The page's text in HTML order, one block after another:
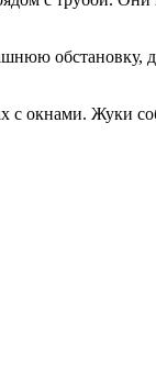
обстановку,
с окнами. Жуки